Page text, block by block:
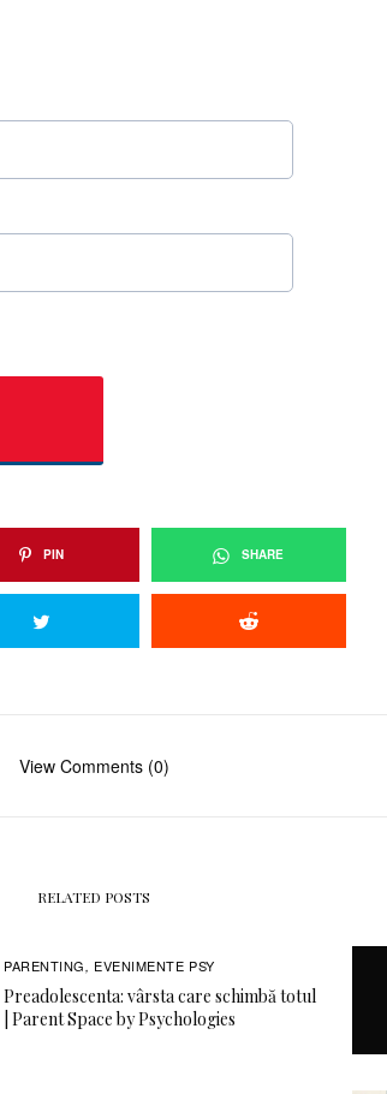
PIN SHARE
View Comments (0)
RELATED POSTS
PARENTING , EVENIMENTE PSY
Preadolescenta: vârsta care schimbă totul
| Parent Space by Psychologies